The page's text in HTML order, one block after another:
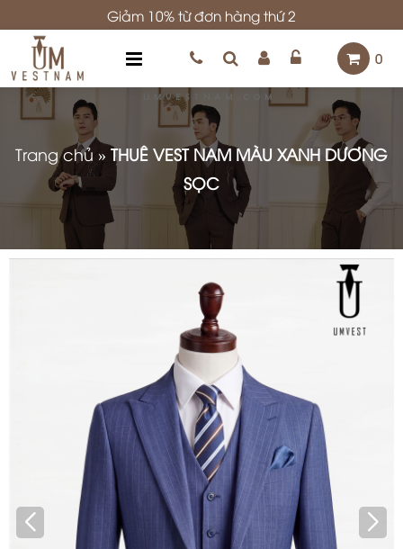
Giảm 10% từ đơn hàng thứ 2
0
Trang chủ » THUÊ VEST NAM MÀU XANH DƯƠNG
SỌC